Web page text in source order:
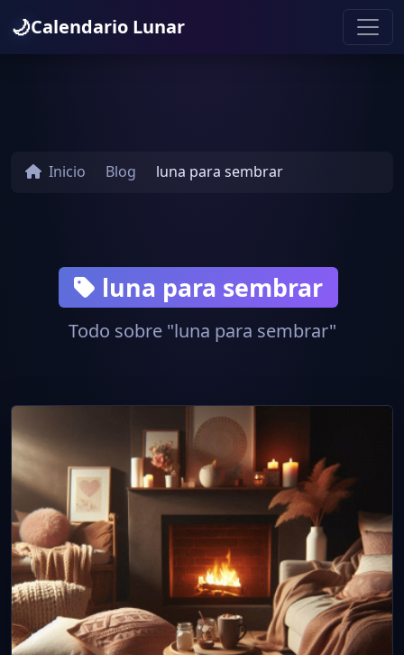
🌙Calendario Lunar
Inicio Blog luna para sembrar
luna para sembrar
Todo sobre "luna para sembrar"